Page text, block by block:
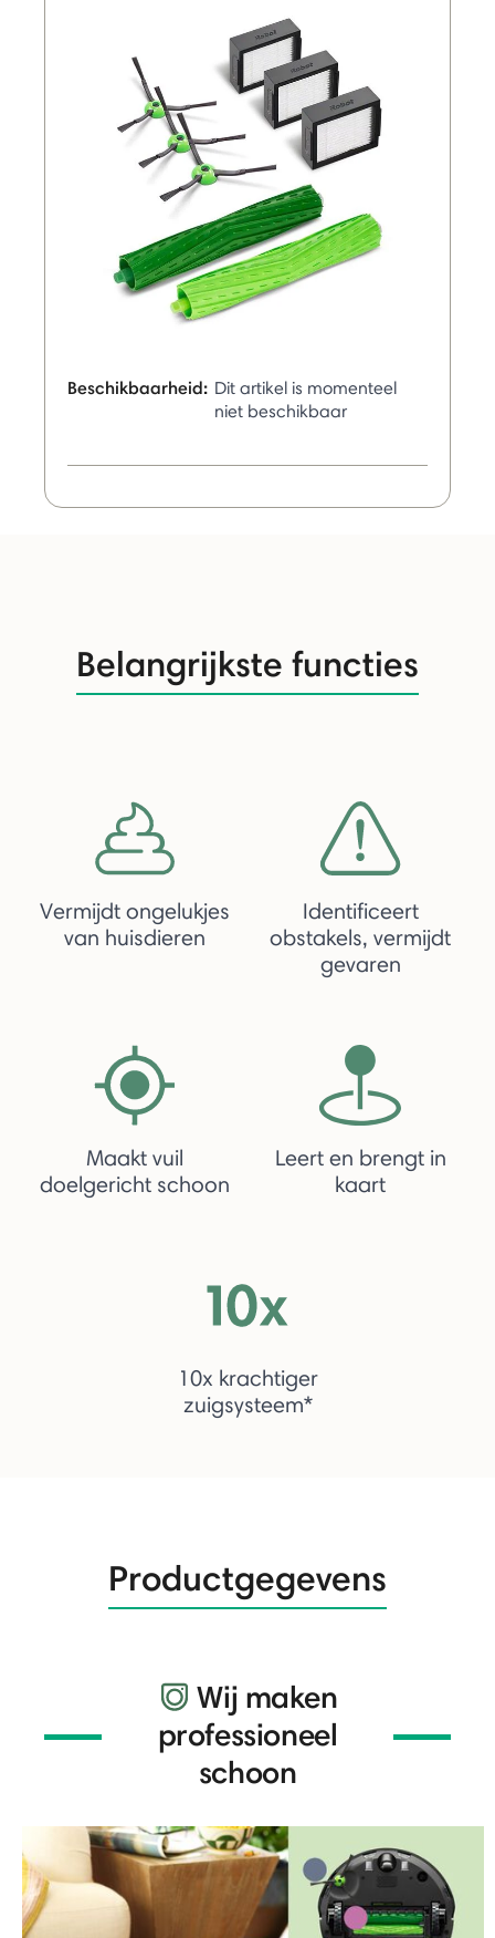
Beschikbaarheid: Dit artikel is momenteel
niet beschikbaar
Belangrijkste functies
Vermijdt ongelukjes
van huisdieren
Identificeert
obstakels, vermijdt
gevaren
Maakt vuil
doelgericht schoon
Leert en brengt in
kaart
10x krachtiger
zuigsysteem*
Productgegevens
Wij maken
professioneel
schoon